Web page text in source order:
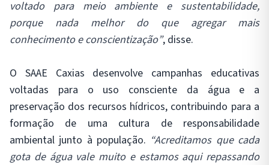
voltado para meio ambiente e sustentabilidade,
porque nada melhor do que agregar mais
conhecimento e conscientização”, disse.
O SAAE Caxias desenvolve campanhas educativas
voltadas para o uso consciente da água e a
preservação dos recursos hídricos, contribuindo para a
formação de uma cultura de responsabilidade
ambiental junto à população. “Acreditamos que cada
gota de água vale muito e estamos aqui repassando